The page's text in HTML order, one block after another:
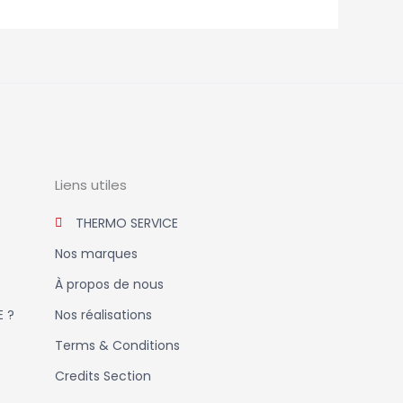
?
Liens utiles
THERMO SERVICE
Nos marques
À propos de nous
Nos réalisations
Terms & Conditions
Credits Section